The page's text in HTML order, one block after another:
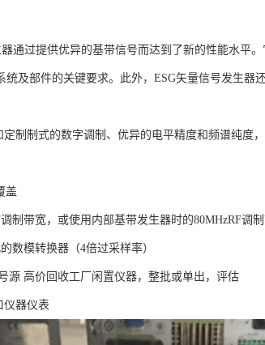
通过提供优异的基带信号而达到了新的性能水平
统及部件的关键要求。此外，ESG矢量信号发生器
制制式的数字调制、优异的电平精度和频谱纯度
盖
制带宽，或使用内部基带发生器时的80MHzRF调
数模转换器（4倍过采样率）
源 高价回收工厂闲置仪器，整批或单出，评估
仪器仪表